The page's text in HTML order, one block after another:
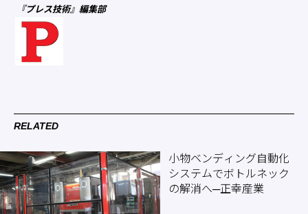
『プレス技術』編集部
RELATED
小物ベンディング自動化
システムでボトルネック
の解消へ─正幸産業